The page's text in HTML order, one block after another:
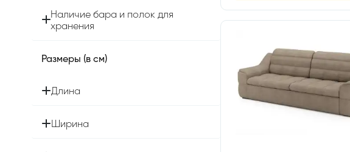
Наличие бара и полок для
хранения
Размеры (в см)
Длина
Ширина